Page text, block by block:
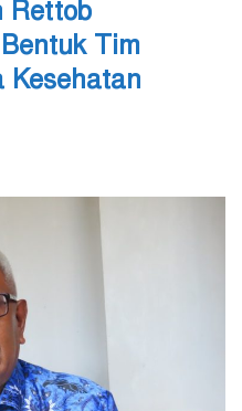
Rettob
Tim
Kesehatan